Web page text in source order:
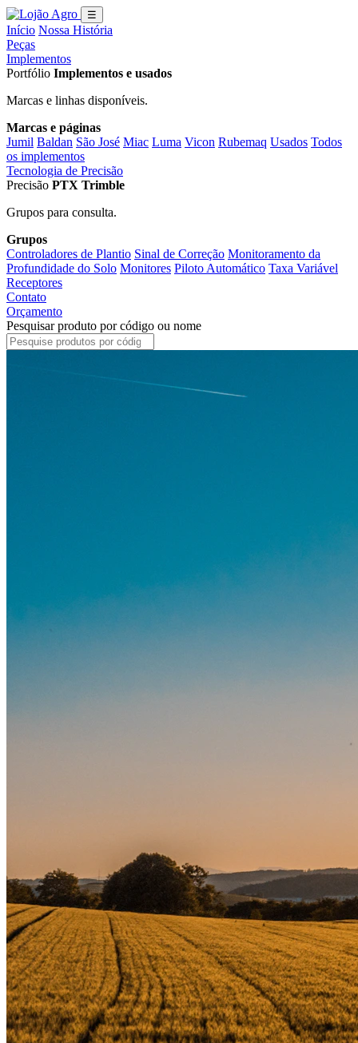
☰
Início Nossa História
Peças
Implementos
Portfólio Implementos e usados
Marcas e linhas disponíveis.
Marcas e páginas
Jumil Baldan São José Miac Luma Vicon Rubemaq Usados Todos
os implementos
Tecnologia de Precisão
Precisão PTX Trimble
Grupos para consulta.
Grupos
Controladores de Plantio Sinal de Correção Monitoramento da
Profundidade do Solo Monitores Piloto Automático Taxa Variável
Receptores
Contato
Orçamento
Pesquisar produto por código ou nome